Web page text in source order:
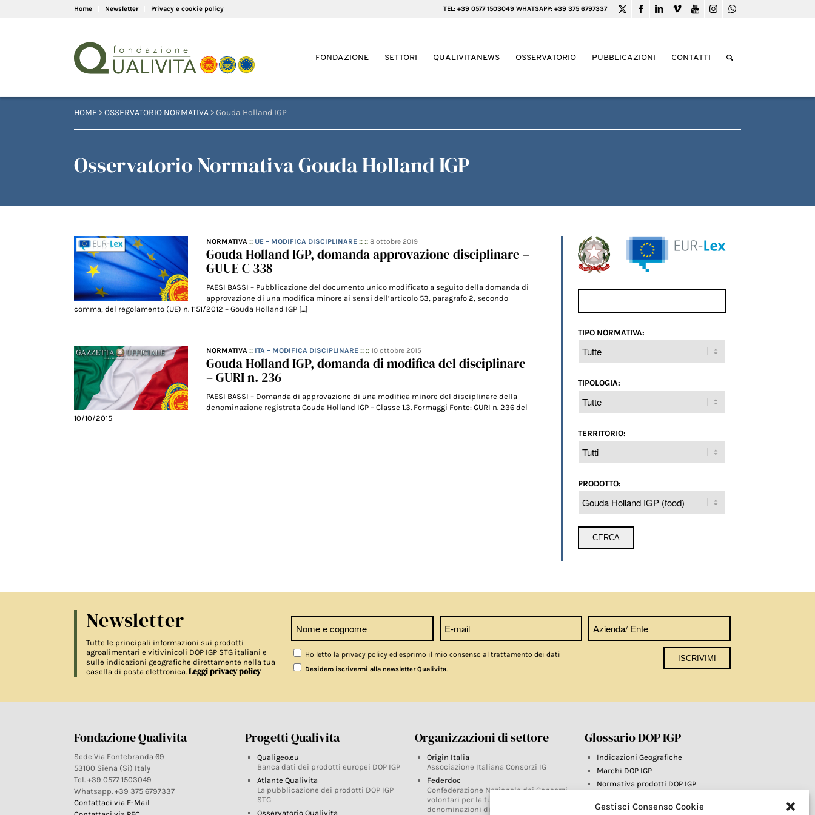
Gestisci Consenso Cookie
Home Newsletter Privacy e cookie policy TEL: +39 0577 1503049 WHATSAPP: +39 375 6797337
FONDAZIONE SETTORI QUALIVITANEWS OSSERVATORIO PUBBLICAZIONI CONTATTI
HOME >OSSERVATORIO NORMATIVA > Gouda Holland IGP
Osservatorio Normativa Gouda Holland IGP
NORMATIVA :: UE – MODIFICA DISCIPLINARE :: ::8 ottobre 2019
Gouda Holland IGP, domanda approvazione disciplinare –
GUUE C 338
PAESI BASSI – Pubblicazione del documento unico modificato a seguito della domanda di
approvazione di una modifica minore ai sensi dell’articolo 53, paragrafo 2, secondo
comma, del regolamento (UE) n. 1151/2012 – Gouda Holland IGP […]
NORMATIVA :: ITA – MODIFICA DISCIPLINARE :: ::10 ottobre 2015
Gouda Holland IGP, domanda di modifica del disciplinare
– GURI n. 236
PAESI BASSI – Domanda di approvazione di una modifica minore del disciplinare della
denominazione registrata Gouda Holland IGP – Classe 1.3. Formaggi Fonte: GURI n. 236 del
10/10/2015
TIPO NORMATIVA:
TIPOLOGIA:
TERRITORIO:
PRODOTTO:
Newsletter
Tutte le principali informazioni sui prodotti
agroalimentari e vitivinicoli DOP IGP STG italiani e
sulle indicazioni geografiche direttamente nella tua
casella di posta elettronica. Leggi privacy policy
Ho letto la privacy policy ed esprimo il mio consenso al trattamento dei dati
Desidero iscrivermi alla newsletter Qualivita.
Fondazione Qualivita
Sede Via Fontebranda 69
53100 Siena (Si) Italy
Tel. +39 0577 1503049
Whatsapp. +39 375 6797337
Contattaci via E-Mail
Progetti Qualivita
Qualigeo.eu
Banca dati dei prodotti europei DOP IGP
Atlante Qualivita
La pubblicazione dei prodotti DOP IGP
STG
Osservatorio Qualivita
Organizzazioni di settore
Origin Italia
Associazione Italiana Consorzi IG
Federdoc
Confederazione Nazionale dei Consorzi
volontari per la tutela delle
denominazioni di origine
Glossario DOP IGP
Indicazioni Geografiche
Marchi DOP IGP
Normativa prodotti DOP IGP
Farm To Fork e prodotti DOP IGP